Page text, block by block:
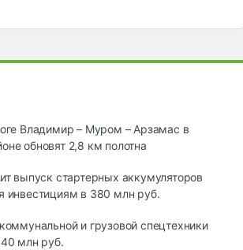
Владимир – Муром – Арзамас в
обновят 2,8 км полотна
выпуск стартерных аккумуляторов
инвестициям в 380 млн руб.
и грузовой спецтехники
млн руб.